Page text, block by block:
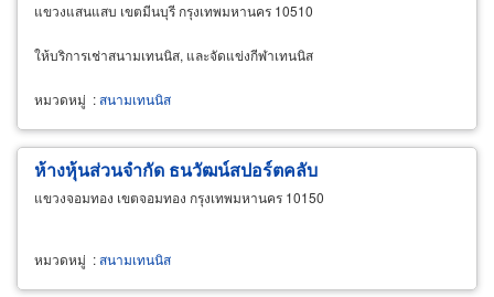
แขวงแสนแสบ เขตมีนบุรี กรุงเทพมหานคร 10510
ให้บริการเช่าสนามเทนนิส, และจัดแข่งกีฬาเทนนิส
หมวดหมู่ :สนามเทนนิส
ห้างหุ้นส่วนจำกัด ธนวัฒน์สปอร์ตคลับ
แขวงจอมทอง เขตจอมทอง กรุงเทพมหานคร 10150
หมวดหมู่ :สนามเทนนิส